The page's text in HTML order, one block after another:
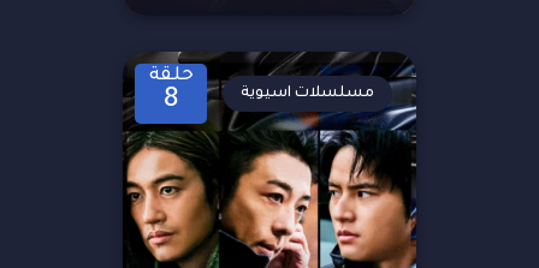
حلقة
8 مسلسلات اسيوية